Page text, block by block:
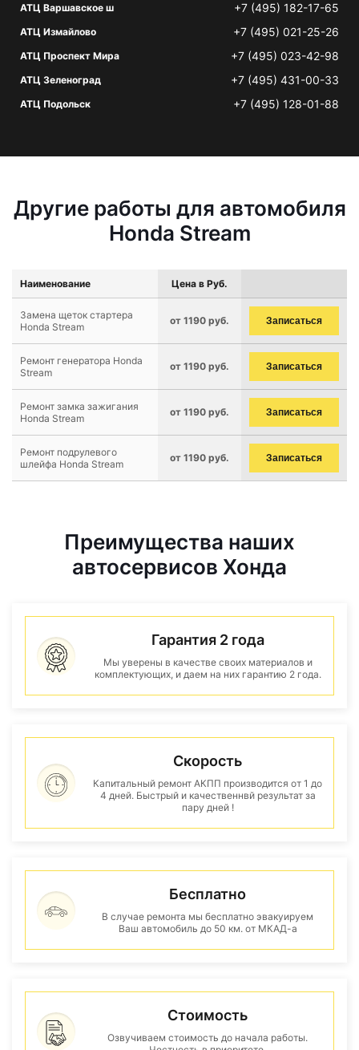
АТЦ Варшавское ш +7 (495) 182-17-65
АТЦ Измайлово +7 (495) 021-25-26
АТЦ Проспект Мира +7 (495) 023-42-98
АТЦ Зеленоград +7 (495) 431-00-33
АТЦ Подольск +7 (495) 128-01-88
Другие работы для автомобиля
Honda Stream
Наименование Цена в Руб.
Замена щеток стартера
Honda Stream
от 1190 руб. Записаться
Ремонт генератора Honda
Stream
от 1190 руб. Записаться
Ремонт замка зажигания
Honda Stream
от 1190 руб. Записаться
Ремонт подрулевого
шлейфа Honda Stream
от 1190 руб. Записаться
Преимущества наших
автосервисов Хонда
Гарантия 2 года
Мы уверены в качестве своих материалов и
комплектующих, и даем на них гарантию 2 года.
Скорость
Капитальный ремонт АКПП производится от 1 до
4 дней. Быстрый и качественнвй результат за
пару дней !
Бесплатно
В случае ремонта мы бесплатно эвакуируем
Ваш автомобиль до 50 км. от МКАД-а
Стоимость
Озвучиваем стоимость до начала работы.